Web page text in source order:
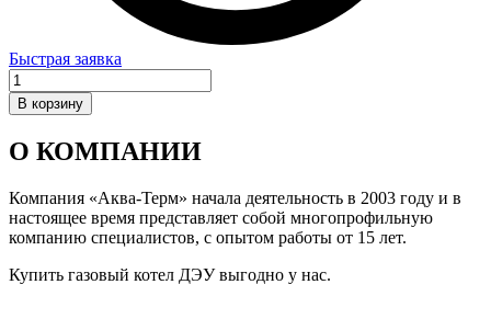
Быстрая заявка
Количество
товара
Блок
P-
для
котлов
DGB
350
В корзину
О КОМПАНИИ
Компания «Аква-Терм» начала деятельность в 2003 году и в
настоящее время представляет собой многопрофильную
компанию специалистов, с опытом работы от 15 лет.
Купить газовый котел ДЭУ выгодно у нас.